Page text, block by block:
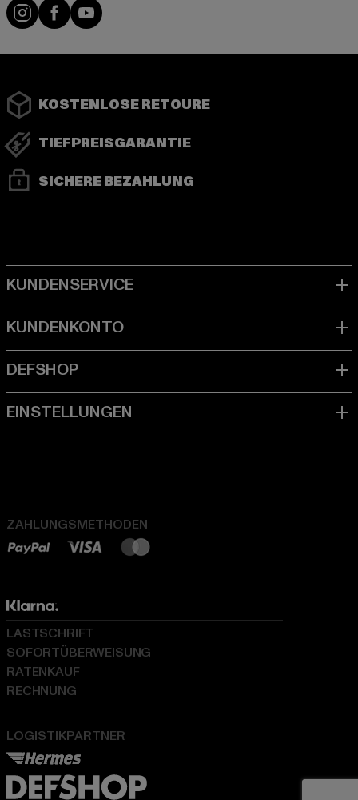
Instagram
FacebookYouTube
KOSTENLOSE RETOURE
TIEFPREISGARANTIE
SICHERE BEZAHLUNG
ZAHLUNGSMETHODEN
LOGISTIKPARTNER
LASTSCHRIFT
SOFORTÜBERWEISUNG
RATENKAUF
RECHNUNG